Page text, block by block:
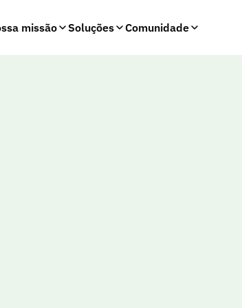
missão Soluções Comunidade